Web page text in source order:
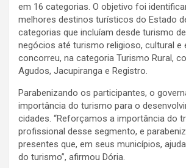
em 16 categorias. O objetivo foi
melhores destinos turísticos do Estado
categorias que incluíam desde turismo
negócios até turismo religioso, cultural e
concorreu, na categoria Turismo Rural,
Agudos, Jacupiranga e Registro.
Parabenizando os participantes, o
importância do turismo para o
cidades. “Reforçamos a importância do
profissional desse segmento, e
presentes que, em seus municípios,
do turismo”, afirmou Dória.